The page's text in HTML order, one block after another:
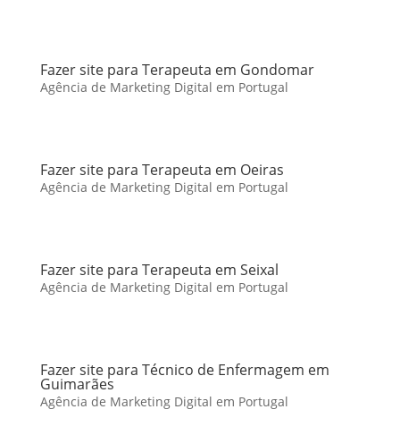
Fazer site para Terapeuta em Gondomar
Agência de Marketing Digital em Portugal
Fazer site para Terapeuta em Oeiras
Agência de Marketing Digital em Portugal
Fazer site para Terapeuta em Seixal
Agência de Marketing Digital em Portugal
Fazer site para Técnico de Enfermagem em
Guimarães
Agência de Marketing Digital em Portugal